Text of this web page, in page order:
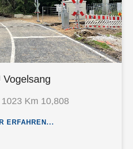
Vogelsang
Km 10,808
ERFAHREN...